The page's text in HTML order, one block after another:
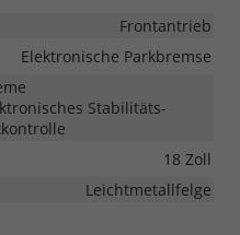
Frontantrieb
Elektronische Parkbremse
Stabilitäts-
18 Zoll
Leichtmetallfelge